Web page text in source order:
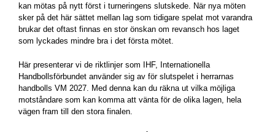
kan mötas på nytt först i turneringens slutskede. När nya möten
sker på det här sättet mellan lag som tidigare spelat mot varandra
brukar det oftast finnas en stor önskan om revansch hos laget
som lyckades mindre bra i det första mötet.
Här presenterar vi de riktlinjer som IHF, Internationella
Handbollsförbundet använder sig av för slutspelet i herrarnas
handbolls VM 2027. Med denna kan du räkna ut vilka möjliga
motståndare som kan komma att vänta för de olika lagen, hela
vägen fram till den stora finalen.